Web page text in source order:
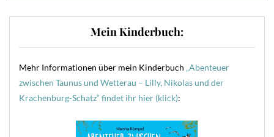
Mein Kinderbuch:
Mehr Informationen über mein Kinderbuch „Abenteuer
zwischen Taunus und Wetterau – Lilly, Nikolas und der
Krachenburg-Schatz“ findet ihr hier (klick):